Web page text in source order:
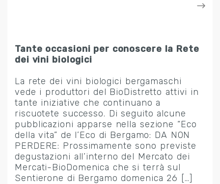
Tante occasioni per conoscere la Rete
dei vini biologici
La rete dei vini biologici bergamaschi
vede i produttori del BioDistretto attivi in
tante iniziative che continuano a
riscuotete successo. Di seguito alcune
pubblicazioni apparse nella sezione “Eco
della vita” de l’Eco di Bergamo: DA NON
PERDERE: Prossimamente sono previste
degustazioni all’interno del Mercato dei
Mercati-BioDomenica che si terrà sul
Sentierone di Bergamo domenica 26 […]